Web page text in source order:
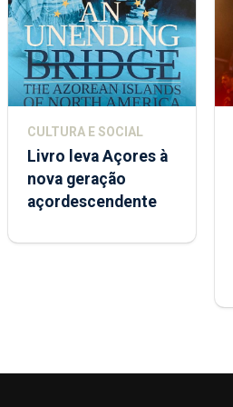
CULTURA E SOCIAL
Livro leva Açores à
nova geração
açordescendente